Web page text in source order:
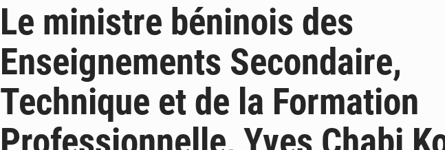
6 août 2026 Défense et sécurité : Le Mali change d’architecture
6 août 2026 Riz local : 26 030 tonnes pour amortir la soudure
6 août 2026 Enclavement : Les fragiles routes du Mali vers la
Le ministre béninois des
Enseignements Secondaire,
Technique et de la Formation